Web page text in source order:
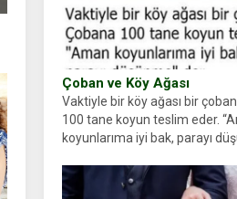
Çoban ve Köy Ağası
Vaktiyle bir köy ağası bir
100 tane koyun teslim eder.
koyunlarıma iyi bak, parayı